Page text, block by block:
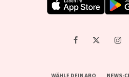
WÄHLE DEIN ABO NEWS-